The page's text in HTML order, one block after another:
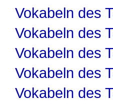
Vokabeln des
Vokabeln des
Vokabeln des
Vokabeln des
Vokabeln des